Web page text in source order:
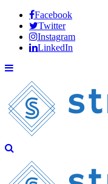
Facebook
Twitter
Instagram
LinkedIn